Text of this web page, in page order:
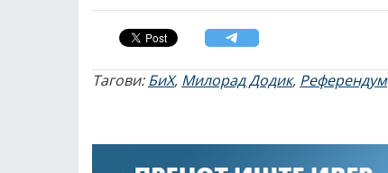
Тагови:БиХ, Милорад Додик, Референдум